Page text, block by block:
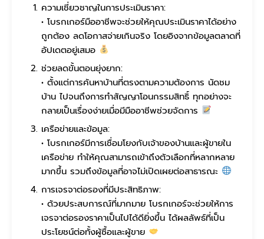
ความเชี่ยวชาญในการประเมินราคา:
• โบรกเกอร์มืออาชีพจะช่วยให้คุณประเมินราคาได้อย่าง
ถูกต้อง ลดโอกาสจ่ายเกินจริง โดยอิงจากข้อมูลตลาดที่
อัปเดตอยู่เสมอ
ช่วยลดขั้นตอนยุ่งยาก:
• ตั้งแต่การค้นหาบ้านที่ตรงตามความต้องการ นัดชม
บ้าน ไปจนถึงการทำสัญญาโอนกรรมสิทธิ์ ทุกอย่างจะ
กลายเป็นเรื่องง่ายเมื่อมีมืออาชีพช่วยจัดการ
เครือข่ายและข้อมูล:
• โบรกเกอร์มีการเชื่อมโยงกับเจ้าของบ้านและผู้ขายใน
เครือข่าย ทำให้คุณสามารถเข้าถึงตัวเลือกที่หลากหลาย
มากขึ้น รวมถึงข้อมูลที่อาจไม่เปิดเผยต่อสาธารณะ
การเจรจาต่อรองที่มีประสิทธิภาพ:
• ด้วยประสบการณ์ที่มากมาย โบรกเกอร์จะช่วยให้การ
เจรจาต่อรองราคาเป็นไปได้ดียิ่งขึ้น ได้ผลลัพธ์ที่เป็น
ประโยชน์ต่อทั้งผู้ซื้อและผู้ขาย